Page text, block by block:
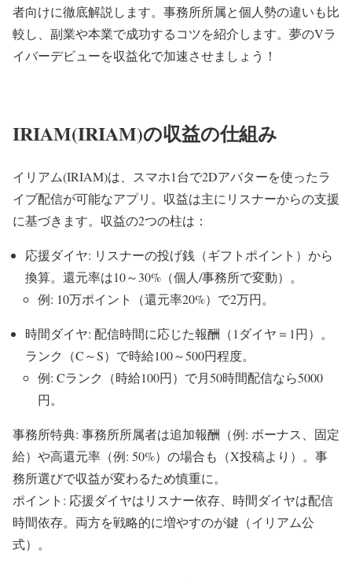
者向けに徹底解説します。事務所所属と個人勢の違いも比
較し、副業や本業で成功するコツを紹介します。夢のVラ
イバーデビューを収益化で加速させましょう！
IRIAM(IRIAM)の収益の仕組み
イリアム(IRIAM)は、スマホ1台で2Dアバターを使ったラ
イブ配信が可能なアプリ。収益は主にリスナーからの支援
に基づきます。収益の2つの柱は：
応援ダイヤ: リスナーの投げ銭（ギフトポイント）から
換算。還元率は10～30%（個人/事務所で変動）。
例: 10万ポイント（還元率20%）で2万円。
時間ダイヤ: 配信時間に応じた報酬（1ダイヤ＝1円）。
ランク（C～S）で時給100～500円程度。
例: Cランク（時給100円）で月50時間配信なら5000
円。
事務所特典: 事務所所属者は追加報酬（例: ボーナス、固定
給）や高還元率（例: 50%）の場合も（X投稿より）。事
務所選びで収益が変わるため慎重に。
ポイント: 応援ダイヤはリスナー依存、時間ダイヤは配信
時間依存。両方を戦略的に増やすのが鍵（イリアム公
式）。